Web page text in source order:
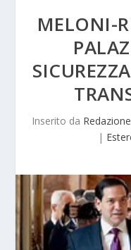
MELONI-
Inserito da
|